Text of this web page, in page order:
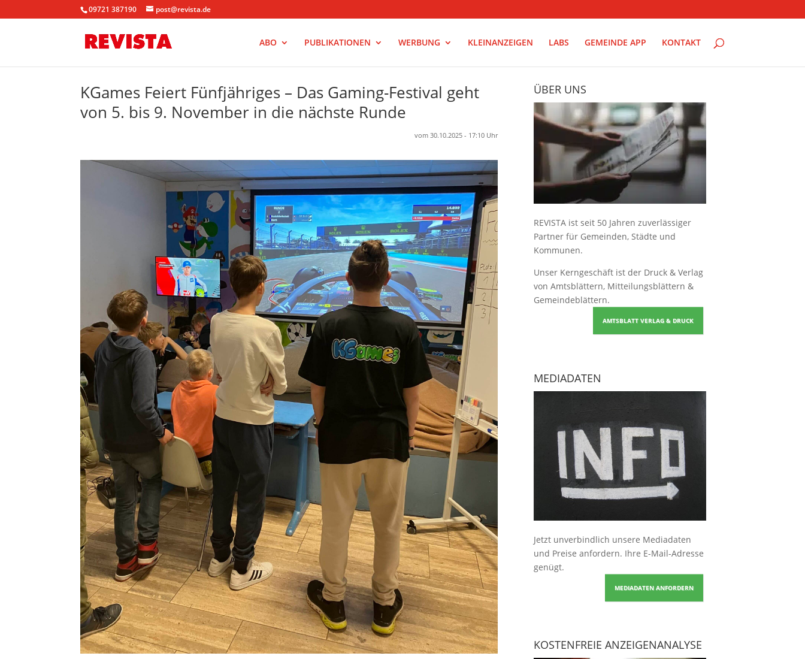
09721 387190 post@revista.de
ABO PUBLIKATIONEN WERBUNG KLEINANZEIGEN LABS GEMEINDE APP KONTAKT
KGames Feiert Fünfjähriges – Das Gaming-Festival geht
von 5. bis 9. November in die nächste Runde
vom 30.10.2025 - 17:10 Uhr
ÜBER UNS
REVISTA ist seit 50 Jahren zuverlässiger
Partner für Gemeinden, Städte und
Kommunen.
Unser Kerngeschäft ist der Druck & Verlag
von Amtsblättern, Mitteilungsblättern &
Gemeindeblättern.
AMTSBLATT VERLAG & DRUCK
MEDIADATEN
Jetzt unverbindlich unsere Mediadaten
und Preise anfordern. Ihre E-Mail-Adresse
genügt.
MEDIADATEN ANFORDERN
KOSTENFREIE ANZEIGENANALYSE